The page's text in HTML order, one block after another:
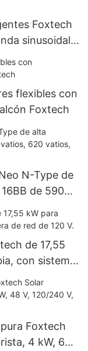
Foxtech
sinusoidal
flexibles con
Foxtech
N-Type de
de 590
vatios con
de 17,55
con sistema
Foxtech
4 kW, 6